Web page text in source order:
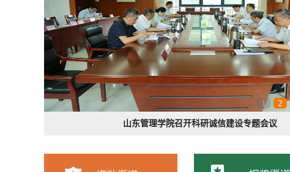
1 2
我校教授荣获中国商业会计学会优秀著作奖二等奖